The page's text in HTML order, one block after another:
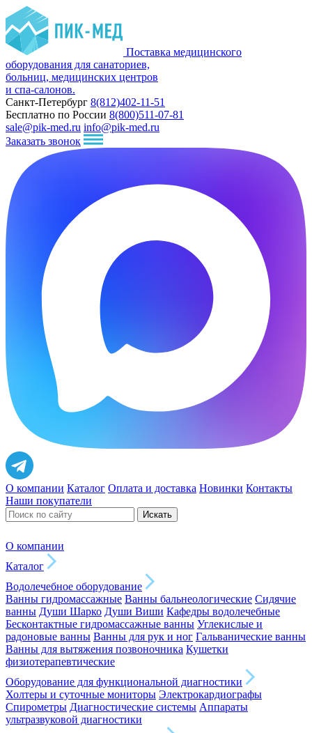
Поставка медицинского
оборудования для санаториев,
больниц, медицинских центров
и спа-салонов.
Санкт-Петербург 8(812)402-11-51
Бесплатно по России 8(800)511-07-81
sale@pik-med.ru info@pik-med.ru
Заказать звонок
О компании Каталог Оплата и доставка Новинки Контакты
Наши покупатели
Искать
О компании
Каталог
Водолечебное оборудование
Ванны гидромассажные Ванны бальнеологические Сидячие
ванны Души Шарко Души Виши Кафедры водолечебные
Бесконтактные гидромассажные ванны Углекислые и
радоновые ванны Ванны для рук и ног Гальванические ванны
Ванны для вытяжения позвоночника Кушетки
физиотерапевтические
Оборудование для функциональной диагностики
Холтеры и суточные мониторы Электрокардиографы
Спирометры Диагностические системы Аппараты
ультразвуковой диагностики